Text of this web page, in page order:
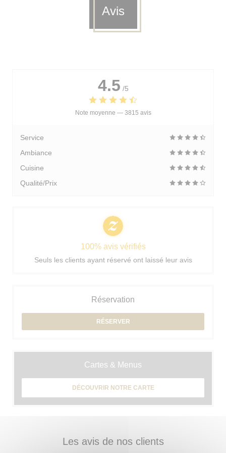
Avis
Les avis de nos clients
4.5 /5
Note moyenne — 3815 avis
Service
Ambiance
Cuisine
Qualité/Prix
100% avis vérifiés
Seuls les clients ayant réservé ont laissé leur avis
Réservation
RÉSERVER
Cartes & Menus
DÉCOUVRIR NOTRE CARTE